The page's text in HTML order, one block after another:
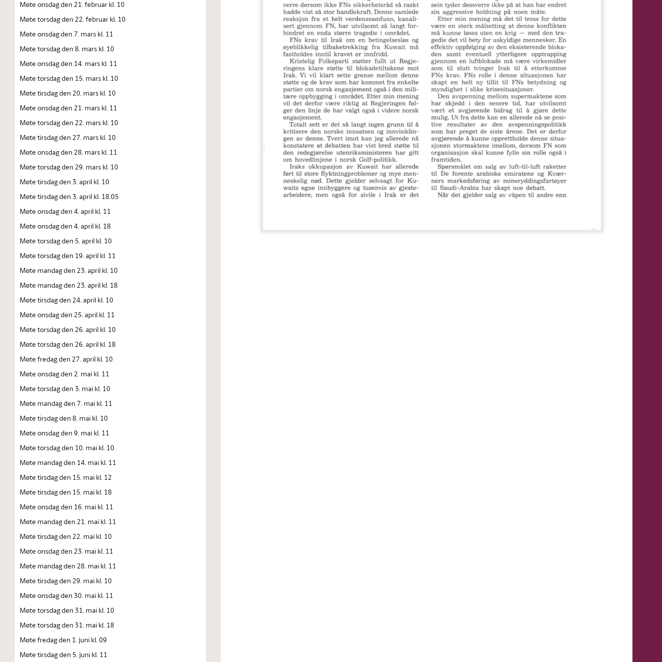
Møte onsdag den 21. februar kl. 10
Møte torsdag den 22. februar kl. 10
Møte onsdag den 7. mars kl. 11
Møte torsdag den 8. mars kl. 10
Møte onsdag den 14. mars kl. 11
Møte torsdag den 15. mars kl. 10
Møte tirsdag den 20. mars kl. 10
Møte onsdag den 21. mars kl. 11
Møte torsdag den 22. mars kl. 10
Møte tirsdag den 27. mars kl. 10
Møte onsdag den 28. mars kl. 11
Møte torsdag den 29. mars kl. 10
Møte tirsdag den 3. april kl. 10
Møte tirsdag den 3. april kl. 18.05
Møte onsdag den 4. april kl. 11
Møte onsdag den 4. april kl. 18
Møte torsdag den 5. april kl. 10
Møte torsdag den 19. april kl. 11
Møte mandag den 23. april kl. 10
Møte mandag den 23. april kl. 18
Møte tirsdag den 24. april kl. 10
Møte onsdag den 25. april kl. 11
Møte torsdag den 26. april kl. 10
Møte torsdag den 26. april kl. 18
Møte fredag den 27. april kl. 10
Møte onsdag den 2. mai kl. 11
Møte torsdag den 3. mai kl. 10
Møte mandag den 7. mai kl. 11
Møte tirsdag den 8. mai kl. 10
Møte onsdag den 9. mai kl. 11
Møte torsdag den 10. mai kl. 10
Møte mandag den 14. mai kl. 11
Møte tirsdag den 15. mai kl. 12
Møte tirsdag den 15. mai kl. 18
Møte onsdag den 16. mai kl. 11
Møte mandag den 21. mai kl. 11
Møte tirsdag den 22. mai kl. 10
Møte onsdag den 23. mai kl. 11
Møte mandag den 28. mai kl. 11
Møte tirsdag den 29. mai kl. 10
Møte onsdag den 30. mai kl. 11
Møte torsdag den 31. mai kl. 10
Møte torsdag den 31. mai kl. 18
Møte fredag den 1. juni kl. 09
Møte tirsdag den 5. juni kl. 11